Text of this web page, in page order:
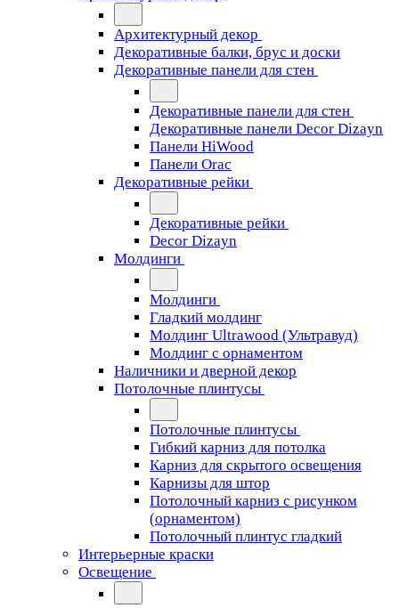
Архитектурный декор
Декоративные балки, брус и доски
Декоративные панели для стен
Декоративные панели для стен
Декоративные панели Decor Dizayn
Панели HiWood
Панели Orac
Декоративные рейки
Декоративные рейки
Decor Dizayn
Молдинги
Молдинги
Гладкий молдинг
Молдинг Ultrawood (Ультравуд)
Молдинг с орнаментом
Наличники и дверной декор
Потолочные плинтусы
Потолочные плинтусы
Гибкий карниз для потолка
Карниз для скрытого освещения
Карнизы для штор
Потолочный карниз с рисунком
(орнаментом)
Потолочный плинтус гладкий
Интерьерные краски
Освещение